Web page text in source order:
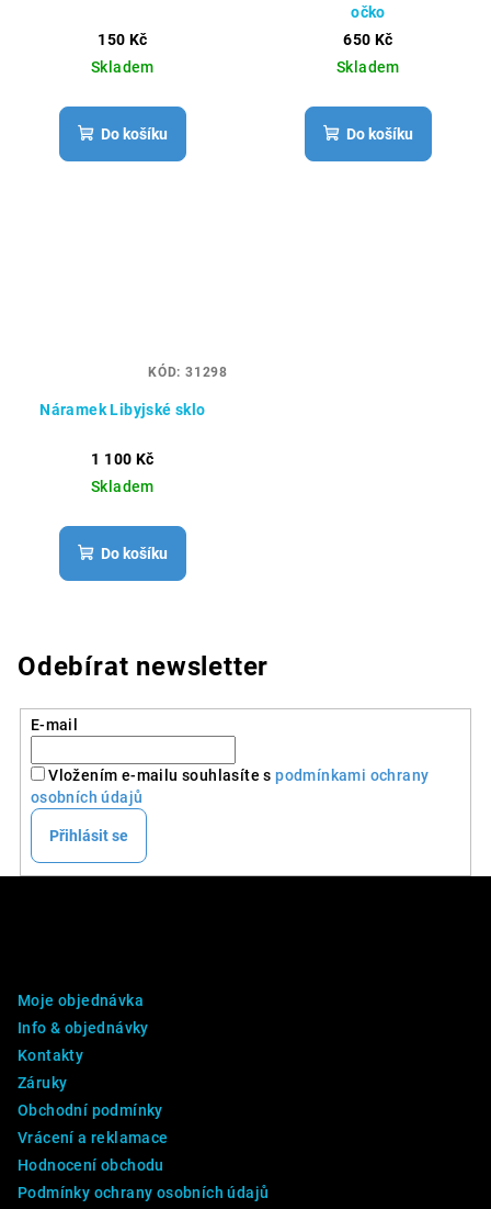
150 Kč
Skladem
Do košíku
očko
650 Kč
Skladem
Do košíku
Náramek Libyjské sklo
1 100 Kč
Skladem
Do košíku
KÓD: 31298
Odebírat newsletter
E-mail
Vložením e-mailu souhlasíte spodmínkami ochrany
osobních údajů
Přihlásit se
Moje objednávka
Info & objednávky
Kontakty
Záruky
Obchodní podmínky
Vrácení a reklamace
Hodnocení obchodu
Podmínky ochrany osobních údajů